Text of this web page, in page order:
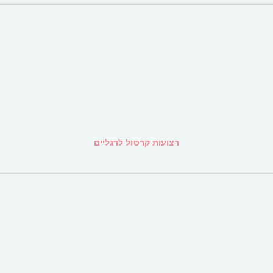
רצועות קרסול לרגליים